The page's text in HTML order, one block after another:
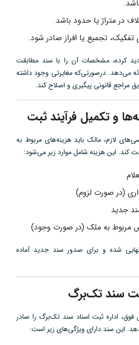
در متراژ یا حدود باشد.
تجمیع یا افراز صادر شود.
کرده، مشخصات آن را با سند مطابقت
می‌دهد. درصورتی‌که مغایرتی وجود داشته
مراجع قانونی پیگیری و اصلاح کند.
لازم، مالک باید هزینه‌های مربوط به
کند. این هزینه شامل موارد زیر می‌شود:
(در صورت لزوم)
جدید
مربوط به ملک (در صورت وجود)
شده و برای صدور سند جدید آماده
اداره ثبت اسناد سند تک‌برگ را صادر
این سند دارای ویژگی‌های زیر است: